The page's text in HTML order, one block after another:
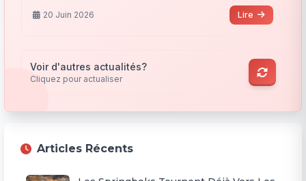
20 Juin 2026 Lire
Voir d'autres actualités?
Cliquez pour actualiser
Articles Récents